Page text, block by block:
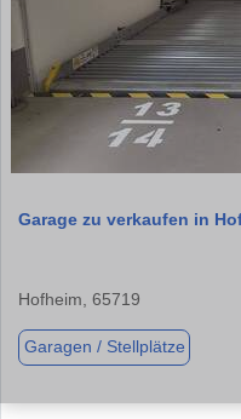
Garage zu verkaufen in
Hofheim, 65719
Garagen / Stellplätze